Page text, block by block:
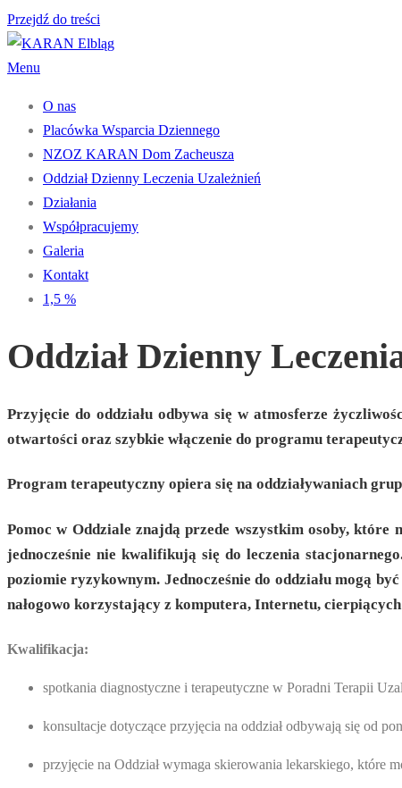
Przejdź do treści
Menu
O nas
Placówka Wsparcia Dziennego
NZOZ KARAN Dom Zacheusza
Oddział Dzienny Leczenia Uzależnień
Działania
Współpracujemy
Galeria
Kontakt
1,5 %
Oddział Dzienny
Przyjęcie do oddziału odbywa się w atmosferze
otwartości oraz szybkie włączenie do programu
Program terapeutyczny opiera się na oddziaływaniach
Pomoc w Oddziale znajdą przede wszystkim osoby,
jednocześnie nie kwalifikują się do leczenia
poziomie ryzykownym. Jednocześnie do oddziału mogą
nałogowo korzystający z komputera, Internetu,
Kwalifikacja:
spotkania diagnostyczne i terapeutyczne w Poradni Terapii
konsultacje dotyczące przyjęcia na oddział odbywają się od
przyjęcie na Oddział wymaga skierowania lekarskiego, które